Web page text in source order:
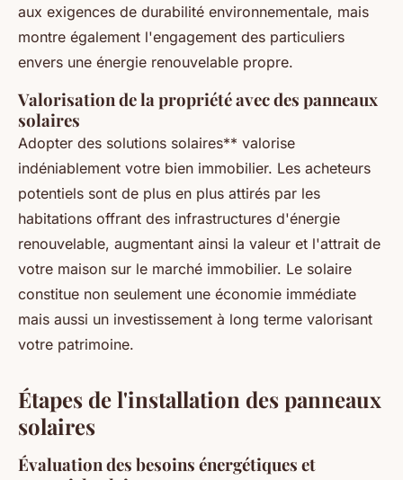
aux exigences de durabilité environnementale, mais
montre également l'engagement des particuliers
envers une énergie renouvelable propre.
Valorisation de la propriété avec des panneaux
solaires
Adopter des solutions solaires** valorise
indéniablement votre bien immobilier. Les acheteurs
potentiels sont de plus en plus attirés par les
habitations offrant des infrastructures d'énergie
renouvelable, augmentant ainsi la valeur et l'attrait de
votre maison sur le marché immobilier. Le solaire
constitue non seulement une économie immédiate
mais aussi un investissement à long terme valorisant
votre patrimoine.
Étapes de l'installation des panneaux
solaires
Évaluation des besoins énergétiques et